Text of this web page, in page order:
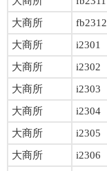
大商所
fb2312
大商所
i2301
大商所
i2302
大商所
i2303
大商所
i2304
大商所
i2305
大商所
i2306